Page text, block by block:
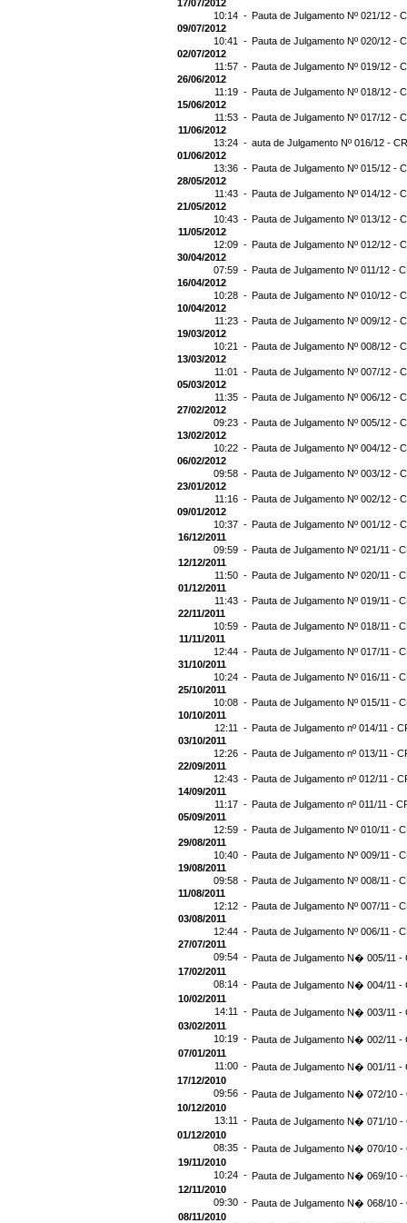
17/07/2012
10:14 - Pauta de Julgamento Nº 021/12 -
09/07/2012
10:41 - Pauta de Julgamento Nº 020/12 -
02/07/2012
11:57 - Pauta de Julgamento Nº 019/12 -
26/06/2012
11:19 - Pauta de Julgamento Nº 018/12 -
15/06/2012
11:53 - Pauta de Julgamento Nº 017/12 -
11/06/2012
13:24 - auta de Julgamento Nº 016/12 -
01/06/2012
13:36 - Pauta de Julgamento Nº 015/12 -
28/05/2012
11:43 - Pauta de Julgamento Nº 014/12 -
21/05/2012
10:43 - Pauta de Julgamento Nº 013/12 -
11/05/2012
12:09 - Pauta de Julgamento Nº 012/12 -
30/04/2012
07:59 - Pauta de Julgamento Nº 011/12 -
16/04/2012
10:28 - Pauta de Julgamento Nº 010/12 -
10/04/2012
11:23 - Pauta de Julgamento Nº 009/12 -
19/03/2012
10:21 - Pauta de Julgamento Nº 008/12 -
13/03/2012
11:01 - Pauta de Julgamento Nº 007/12 -
05/03/2012
11:35 - Pauta de Julgamento Nº 006/12 -
27/02/2012
09:23 - Pauta de Julgamento Nº 005/12 -
13/02/2012
10:22 - Pauta de Julgamento Nº 004/12 -
06/02/2012
09:58 - Pauta de Julgamento Nº 003/12 -
23/01/2012
11:16 - Pauta de Julgamento Nº 002/12 -
09/01/2012
10:37 - Pauta de Julgamento Nº 001/12 -
16/12/2011
09:59 - Pauta de Julgamento Nº 021/11 -
12/12/2011
11:50 - Pauta de Julgamento Nº 020/11 -
01/12/2011
11:43 - Pauta de Julgamento Nº 019/11 -
22/11/2011
10:59 - Pauta de Julgamento Nº 018/11 -
11/11/2011
12:44 - Pauta de Julgamento Nº 017/11 -
31/10/2011
10:24 - Pauta de Julgamento Nº 016/11 -
25/10/2011
10:08 - Pauta de Julgamento Nº 015/11 -
10/10/2011
12:11 - Pauta de Julgamento nº 014/11 -
03/10/2011
12:26 - Pauta de Julgamento nº 013/11 -
22/09/2011
12:43 - Pauta de Julgamento nº 012/11 -
14/09/2011
11:17 - Pauta de Julgamento nº 011/11 -
05/09/2011
12:59 - Pauta de Julgamento Nº 010/11 -
29/08/2011
10:40 - Pauta de Julgamento Nº 009/11 -
19/08/2011
09:58 - Pauta de Julgamento Nº 008/11 -
11/08/2011
12:12 - Pauta de Julgamento Nº 007/11 -
03/08/2011
12:44 - Pauta de Julgamento Nº 006/11 -
27/07/2011
09:54 - Pauta de Julgamento N� 005/11 -
17/02/2011
08:14 - Pauta de Julgamento N� 004/11 -
10/02/2011
14:11 - Pauta de Julgamento N� 003/11 -
03/02/2011
10:19 - Pauta de Julgamento N� 002/11 -
07/01/2011
11:00 - Pauta de Julgamento N� 001/11 -
17/12/2010
09:56 - Pauta de Julgamento N� 072/10 -
10/12/2010
13:11 - Pauta de Julgamento N� 071/10 -
01/12/2010
08:35 - Pauta de Julgamento N� 070/10 -
19/11/2010
10:24 - Pauta de Julgamento N� 069/10 -
12/11/2010
09:30 - Pauta de Julgamento N� 068/10 -
08/11/2010